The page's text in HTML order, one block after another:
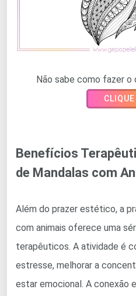
Não sabe como fazer o
CLIQUE
Benefícios
de Mandalas com
Além do prazer estético, a
com animais oferece uma
terapêuticos. A atividade é
estresse, melhorar a
estar emocional. A conexão